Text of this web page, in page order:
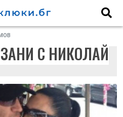
С НИКОЛАЙ